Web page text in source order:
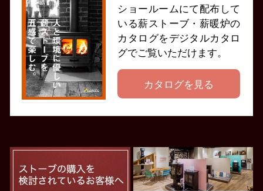
ショールームにて配布して
いる薪ストーブ・薪暖炉の
カタログをデジタルカタロ
グでご覧いただけます。
カタログを見る